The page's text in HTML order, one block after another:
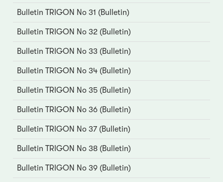
Bulletin TRIGON No 31 (Bulletin)
Bulletin TRIGON No 32 (Bulletin)
Bulletin TRIGON No 33 (Bulletin)
Bulletin TRIGON No 34 (Bulletin)
Bulletin TRIGON No 35 (Bulletin)
Bulletin TRIGON No 36 (Bulletin)
Bulletin TRIGON No 37 (Bulletin)
Bulletin TRIGON No 38 (Bulletin)
Bulletin TRIGON No 39 (Bulletin)